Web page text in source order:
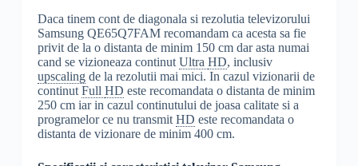
Daca tinem cont de diagonala si rezolutia televizorului
Samsung QE65Q7FAM recomandam ca acesta sa fie
privit de la o distanta de minim 150 cm dar asta numai
cand se vizioneaza continut Ultra HD, inclusiv
upscalingde la rezolutii mai mici. In cazul vizionarii de
continut Full HD este recomandata o distanta de minim
250 cm iar in cazul continutului de joasa calitate si a
programelor ce nu transmit HD este recomandata o
distanta de vizionare de minim 400 cm.